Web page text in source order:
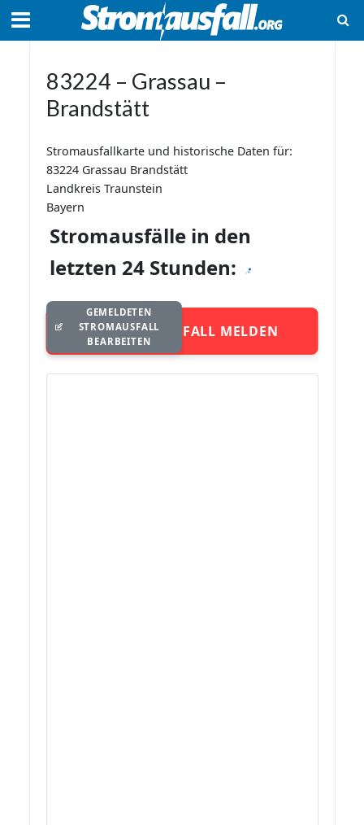
83224 – Grassau –
Brandstätt
Stromausfallkarte und historische Daten für:
83224 Grassau Brandstätt
Landkreis Traunstein
Bayern
Stromausfälle in den
letzten 24 Stunden:
STROMAUSFALL MELDEN
GEMELDETEN
STROMAUSFALL
BEARBEITEN